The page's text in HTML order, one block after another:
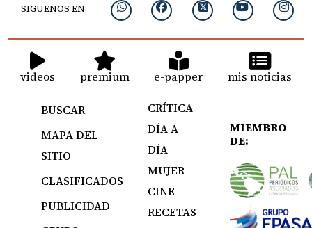
SIGUENOS EN:
videos premium e-papper mis noticias
BUSCAR
MAPA DEL
SITIO
CLASIFICADOS
PUBLICIDAD
CRÍTICA
DÍA A
DÍA
MUJER
CINE
RECETAS
MIEMBRO
DE: